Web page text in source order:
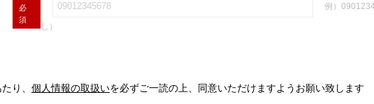
必
須
例）
し）
り、 個人情報の取扱いを必ずご一読の上、同意いただけますようお願い致します